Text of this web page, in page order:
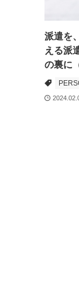
派遣を
える派
の裏に